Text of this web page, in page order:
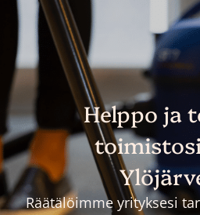
Helppo ja
Räätälöimme yrityksesi